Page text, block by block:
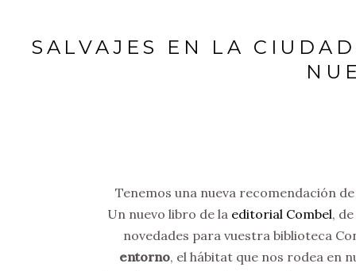
SALVAJES EN LA
Tenemos una nueva recomendación
Un nuevo libro de la editorial Combel,
novedades para vuestra biblioteca
entorno, el hábitat que nos rodea en